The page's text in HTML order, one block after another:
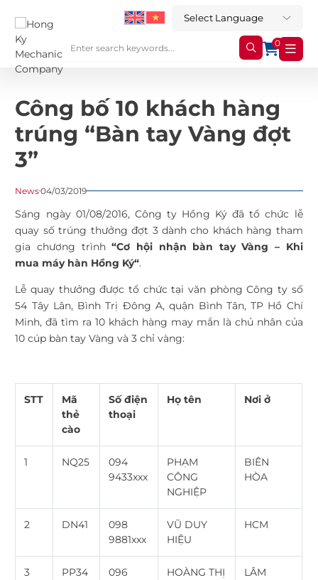
0
Công bố 10 khách hàng
trúng “Bàn tay Vàng đợt
3”
News04/03/2019
Sáng​ ngày 01/08/2016, Công ty Hồng Ký đã tổ chức lễ
quay số trúng thưởng đợt 3 dành cho khách hàng tham
gia chương trình “Cơ hội nhận bàn tay Vàng – Khi
mua máy hàn Hồng Ký“.
Lễ quay thưởng được tổ chức tại văn phòng Công ty số
54 Tây Lân, Bình Trị Đông A, quận Bình Tân, TP Hồ Chí
Minh, đã tìm ra 10 khách hàng may mắn là chủ nhân của
10 cúp bàn tay Vàng và 3 chỉ vàng:
STT
Mã
thẻ
cào
Số điện
thoại
Họ tên Nơi ở
1 NQ25
094
9433xxx
PHẠM
CÔNG
NGHIỆP
BIÊN
HÒA
2 DN41
098
9881xxx
VŨ DUY
HIỆU
HCM
3 PP34
096
HOÀNG THỊ
LÂM